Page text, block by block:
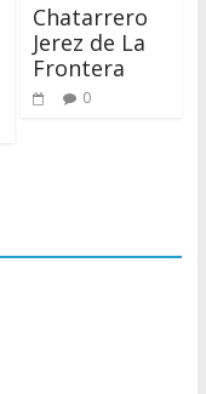
Chatarrero
Jerez de La
Frontera
0